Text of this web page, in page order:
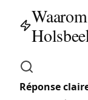
Réponse